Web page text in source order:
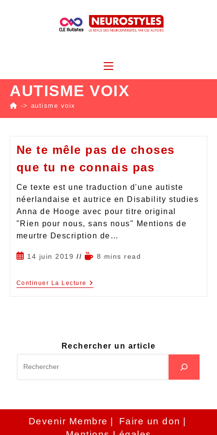
AUTISME VOIX
-> autisme voix
Ne te mêle pas de choses
que tu ne connais pas
Ce texte est une traduction d'une autiste
néerlandaise et autrice en Disability studies
Anna de Hooge avec pour titre original
"Rien pour nous, sans nous" Mentions de
meurtre Description de…
14 juin 2019 8 mins read
Continuer La Lecture
Rechercher un article
Devenir Membre
Faire un don